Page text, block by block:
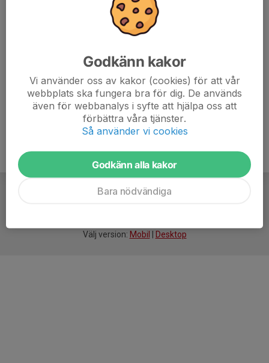
Välj version: Mobil Desktop
Godkänn kakor
Vi använder oss av kakor (cookies) för att vår
webbplats ska fungera bra för dig. De används
även för webbanalys i syfte att hjälpa oss att
förbättra våra tjänster.
Så använder vi cookies
Godkänn alla kakor
Bara nödvändiga